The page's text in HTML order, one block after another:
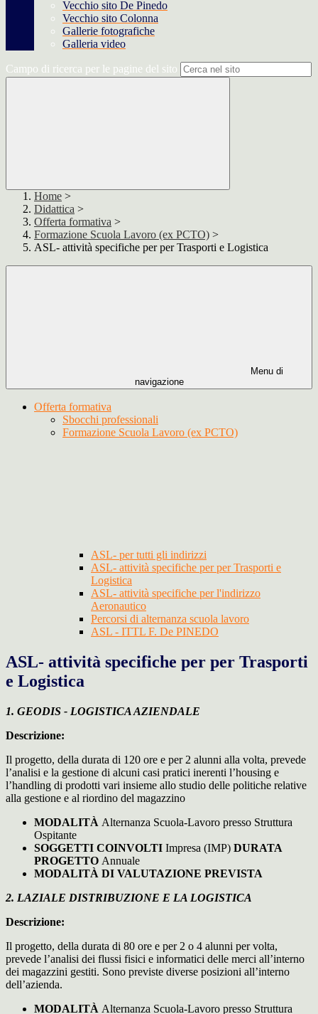
Vecchio sito De Pinedo
Vecchio sito Colonna
Gallerie fotografiche
Galleria video
Campo di ricerca per le pagine del sito
Home >
Didattica >
Offerta formativa >
Formazione Scuola Lavoro (ex PCTO) >
ASL- attività specifiche per per Trasporti e Logistica
Menu di
navigazione
Offerta formativa
Sbocchi professionali
Formazione Scuola Lavoro (ex PCTO)
ASL- per tutti gli indirizzi
ASL- attività specifiche per per Trasporti e
Logistica
ASL- attività specifiche per l'indirizzo
Aeronautico
Percorsi di alternanza scuola lavoro
ASL - ITTL F. De PINEDO
ASL- attività specifiche per per Trasporti
e Logistica
1. GEODIS - LOGISTICA AZIENDALE
Descrizione:
Il progetto, della durata di 120 ore e per 2 alunni alla volta, prevede
l’analisi e la gestione di alcuni casi pratici inerenti l’housing e
l’handling di prodotti vari insieme allo studio delle politiche relative
alla gestione e al riordino del magazzino
MODALITÀ Alternanza Scuola-Lavoro presso Struttura
Ospitante
SOGGETTI COINVOLTI Impresa (IMP) DURATA
PROGETTO Annuale
MODALITÀ DI VALUTAZIONE PREVISTA
2. LAZIALE DISTRIBUZIONE E LA LOGISTICA
Descrizione:
Il progetto, della durata di 80 ore e per 2 o 4 alunni per volta,
prevede l’analisi dei flussi fisici e informatici delle merci all’interno
dei magazzini gestiti. Sono previste diverse posizioni all’interno
dell’azienda.
MODALITÀ Alternanza Scuola-Lavoro presso Struttura